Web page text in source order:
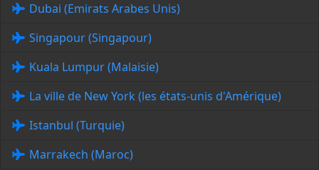
Dubai (Emirats Arabes Unis)
Singapour (Singapour)
Kuala Lumpur (Malaisie)
La ville de New York (les états-unis d'Amérique)
Istanbul (Turquie)
Marrakech (Maroc)